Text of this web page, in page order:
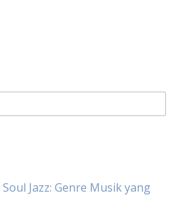
Jazz: Genre Musik yang